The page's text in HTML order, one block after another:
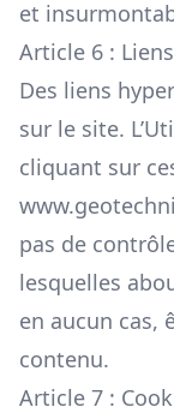
et
Article 6 :
Des liens
sur le site.
cliquant sur
pas de
lesquelles
en aucun cas,
contenu.
Article 7 :